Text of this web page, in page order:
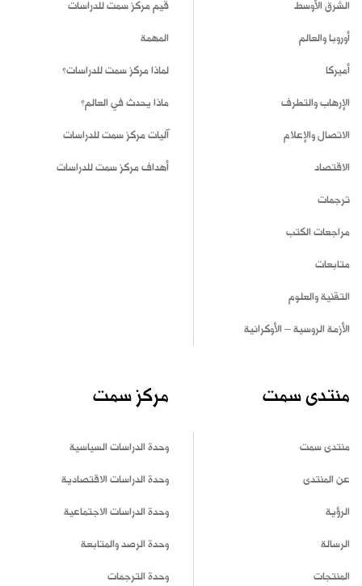
الشرق الأوسط
أوروبا والعالم
أميركا
الإرهاب والتطرف
الاتصال والإعلام
الاقتصاد
ترجمات
مراجعات الكتب
متابعات
التقنية والعلوم
الأزمة الروسية – الأوكرانية
قيم مركز سمت للدراسات
المهمة
لماذا مركز سمت للدراسات؟
ماذا يحدث في العالم؟
آليات مركز سمت للدراسات
أهداف مركز سمت للدراسات
منتدى سمت
منتدى سمت
عن المنتدى
الرؤية
الرسالة
المنتجات
مركز سمت
وحدة الدراسات السياسية
وحدة الدراسات الاقتصادية
وحدة الدراسات الاجتماعية
وحدة الرصد والمتابعة
وحدة الترجمات